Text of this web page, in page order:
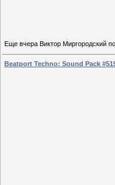
Еще вчера Виктор Миргородский
Beatport Techno: Sound Pack